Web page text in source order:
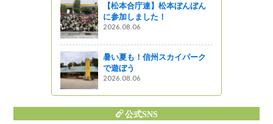
【松本合庁連】松本ぼんぼん
に参加しました！
2026.08.06
暑い夏も！信州スカイパーク
で遊ぼう
2026.08.06
公式SNS